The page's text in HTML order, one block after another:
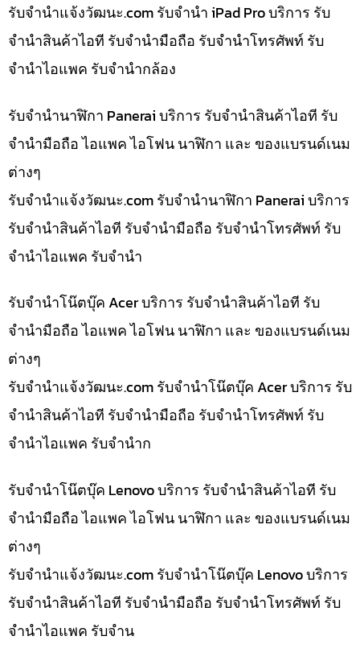
รับจํานําแจ้งวัฒนะ.com รับจำนำ iPad Pro บริการ รับ
จำนำสินค้าไอที รับจำนำมือถือ รับจำนำโทรศัพท์ รับ
จำนำไอแพค รับจำนำกล้อง
รับจำนำนาฬิกา Panerai บริการ รับจำนำสินค้าไอที รับ
จำนำมือถือ ไอแพค ไอโฟน นาฬิกา และ ของแบรนด์เนม
ต่างๆ
รับจํานําแจ้งวัฒนะ.com รับจำนำนาฬิกา Panerai บริการ
รับจำนำสินค้าไอที รับจำนำมือถือ รับจำนำโทรศัพท์ รับ
จำนำไอแพค รับจำนำ
รับจำนำโน๊ตบุ๊ค Acer บริการ รับจำนำสินค้าไอที รับ
จำนำมือถือ ไอแพค ไอโฟน นาฬิกา และ ของแบรนด์เนม
ต่างๆ
รับจํานําแจ้งวัฒนะ.com รับจำนำโน๊ตบุ๊ค Acer บริการ รับ
จำนำสินค้าไอที รับจำนำมือถือ รับจำนำโทรศัพท์ รับ
จำนำไอแพค รับจำนำก
รับจำนำโน๊ตบุ๊ค Lenovo บริการ รับจำนำสินค้าไอที รับ
จำนำมือถือ ไอแพค ไอโฟน นาฬิกา และ ของแบรนด์เนม
ต่างๆ
รับจํานําแจ้งวัฒนะ.com รับจำนำโน๊ตบุ๊ค Lenovo บริการ
รับจำนำสินค้าไอที รับจำนำมือถือ รับจำนำโทรศัพท์ รับ
จำนำไอแพค รับจำน